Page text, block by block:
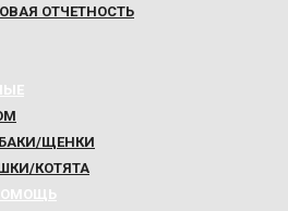
ОТЧЕТНОСТЬ
ЩЕНКИ
КОТЯТА